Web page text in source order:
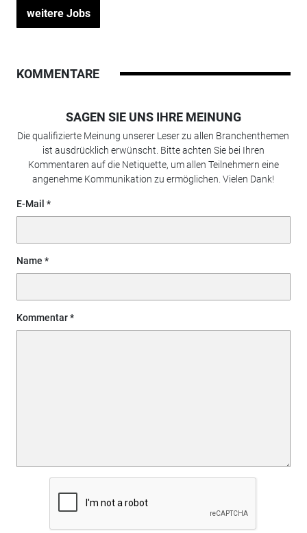
weitere Jobs
KOMMENTARE
SAGEN SIE UNS IHRE MEINUNG
Die qualifizierte Meinung unserer Leser zu allen Branchenthemen
ist ausdrücklich erwünscht. Bitte achten Sie bei Ihren
Kommentaren auf die Netiquette, um allen Teilnehmern eine
angenehme Kommunikation zu ermöglichen. Vielen Dank!
E-Mail
Name
Kommentar